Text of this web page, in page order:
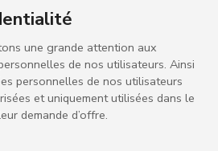
une grande attention aux
de nos utilisateurs. Ainsi
personnelles de nos utilisateurs
et uniquement utilisées dans le
demande d’offre.